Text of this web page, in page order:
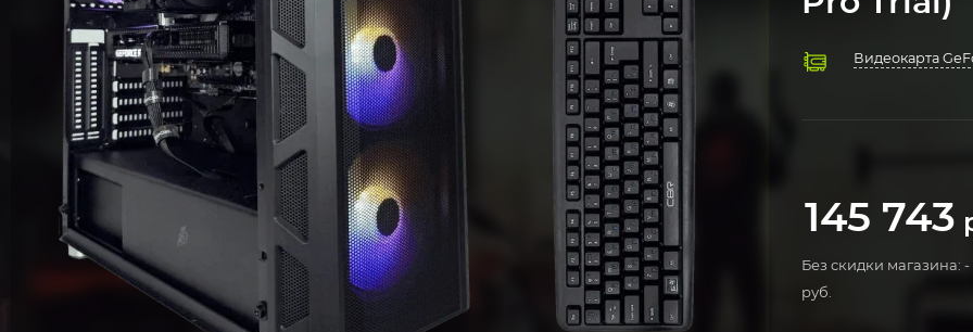
Видеокарта
145 743
Без скидки магазина: -
руб.